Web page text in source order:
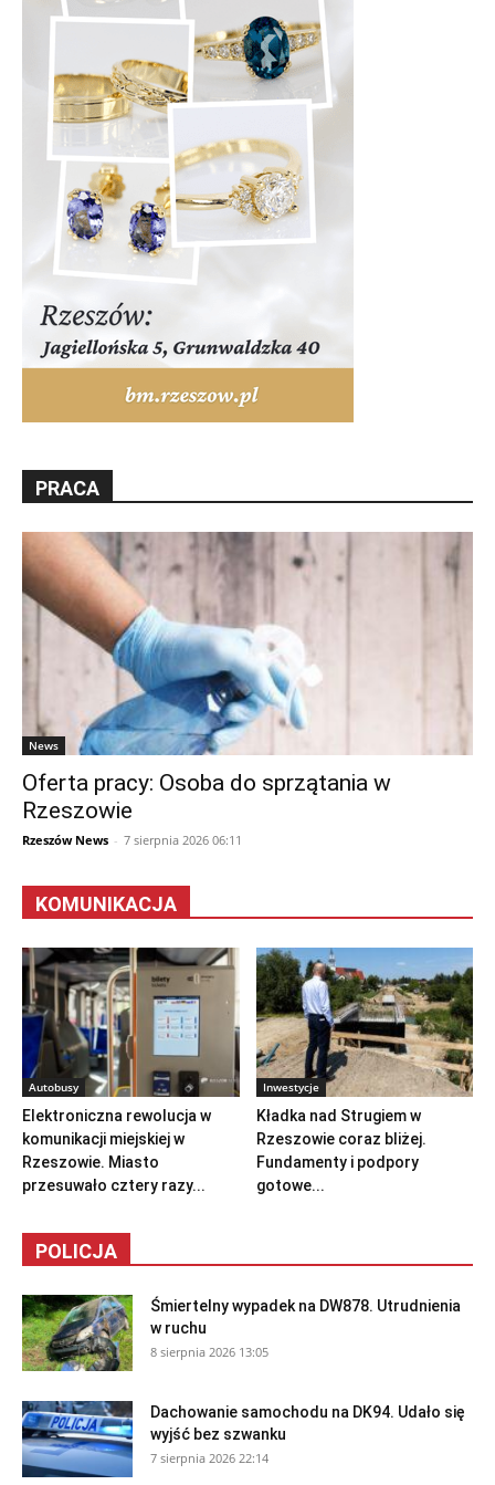
PRACA
News
Oferta pracy: Osoba do sprzątania w
Rzeszowie
Rzeszów News - 7 sierpnia 2026 06:11
KOMUNIKACJA
Autobusy
Elektroniczna rewolucja w
komunikacji miejskiej w
Rzeszowie. Miasto
przesuwało cztery razy...
Inwestycje
Kładka nad Strugiem w
Rzeszowie coraz bliżej.
Fundamenty i podpory
gotowe...
POLICJA
Śmiertelny wypadek na DW878. Utrudnienia
w ruchu
8 sierpnia 2026 13:05
Dachowanie samochodu na DK94. Udało się
wyjść bez szwanku
7 sierpnia 2026 22:14